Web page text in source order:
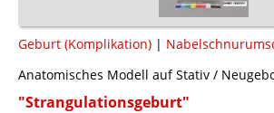
Geburt (Komplikation) |
Anatomisches Modell auf Stativ /
"Strangulationsgeburt"